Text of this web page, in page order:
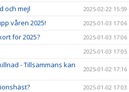
och mejl 2025-02-22 15:59
våren 2025! 2025-01-03 17:06
för 2025? 2025-01-03 17:06
2025-01-03 17:05
- Tillsammans kan
2025-01-02 17:16
2025-01-02 17:03